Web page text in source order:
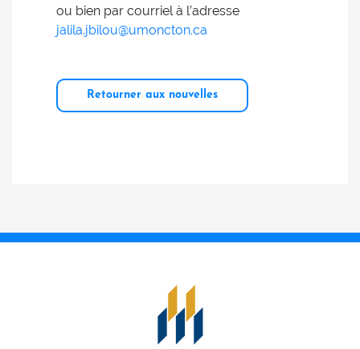
ou bien par courriel à l’adresse
jalila.jbilou@umoncton.ca
Retourner aux nouvelles